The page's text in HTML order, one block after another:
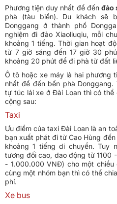
Phương tiện duy nhất để đến đảo
phà (tàu biển). Du khách sẽ
Donggang ở thành phố
nghiệm đi đảo Xiaoliuqiu, mỗi
khoảng 1 tiếng. Thời gian hoạt
từ 7 giờ sáng đến 17 giờ 30
khoảng 20 phút để đi phà từ đất
Ô tô hoặc xe máy là hai phương
nhất để đến bến phà
tự túc lái xe ở Đài Loan thì có thể
cộng sau:
Taxi
Ưu điểm của taxi Đài Loan là an
bạn xuất phát đi từ Cao Hùng
khoảng 1 tiếng di chuyển. Tuy
tương đối cao, dao động từ 1100
- 1.000.000 VNĐ) cho một
cùng một nhóm bạn thì có thể
phí.
Xe bus